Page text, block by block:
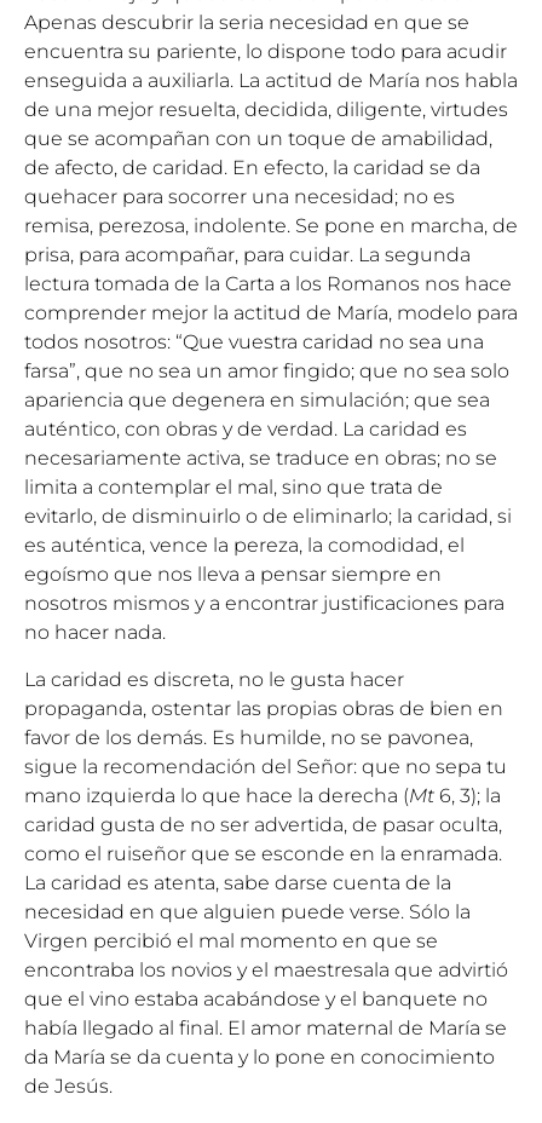
Apenas descubrir la seria necesidad en que se
encuentra su pariente, lo dispone todo para acudir
enseguida a auxiliarla. La actitud de María nos habla
de una mejor resuelta, decidida, diligente, virtudes
que se acompañan con un toque de amabilidad,
de afecto, de caridad. En efecto, la caridad se da
quehacer para socorrer una necesidad; no es
remisa, perezosa, indolente. Se pone en marcha, de
prisa, para acompañar, para cuidar. La segunda
lectura tomada de la Carta a los Romanos nos hace
comprender mejor la actitud de María, modelo para
todos nosotros: “Que vuestra caridad no sea una
farsa”, que no sea un amor fingido; que no sea solo
apariencia que degenera en simulación; que sea
auténtico, con obras y de verdad. La caridad es
necesariamente activa, se traduce en obras; no se
limita a contemplar el mal, sino que trata de
evitarlo, de disminuirlo o de eliminarlo; la caridad, si
es auténtica, vence la pereza, la comodidad, el
egoísmo que nos lleva a pensar siempre en
nosotros mismos y a encontrar justificaciones para
no hacer nada.
La caridad es discreta, no le gusta hacer
propaganda, ostentar las propias obras de bien en
favor de los demás. Es humilde, no se pavonea,
sigue la recomendación del Señor: que no sepa tu
mano izquierda lo que hace la derecha (Mt 6, 3); la
caridad gusta de no ser advertida, de pasar oculta,
como el ruiseñor que se esconde en la enramada.
La caridad es atenta, sabe darse cuenta de la
necesidad en que alguien puede verse. Sólo la
Virgen percibió el mal momento en que se
encontraba los novios y el maestresala que advirtió
que el vino estaba acabándose y el banquete no
había llegado al final. El amor maternal de María se
da María se da cuenta y lo pone en conocimiento
de Jesús.